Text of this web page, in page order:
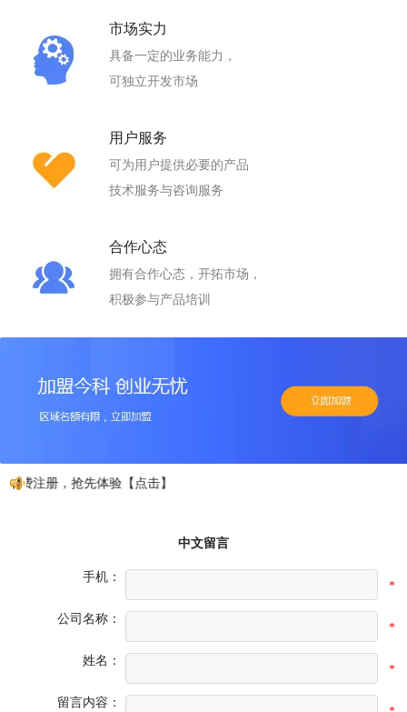
市场实力
具备一定的业务能力，
可独立开发市场
用户服务
可为用户提供必要的产品
技术服务与咨询服务
合作心态
拥有合作心态，开拓市场，
积极参与产品培训
费注册，抢先体验【点击】
中文留言
手机：
*
公司名称：
*
姓名：
*
留言内容：